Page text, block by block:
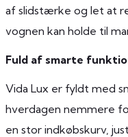
af slidstærke og let at
vognen kan holde til
Fuld af smarte
Vida Lux er fyldt med
hverdagen nemmere
en stor indkøbskurv,